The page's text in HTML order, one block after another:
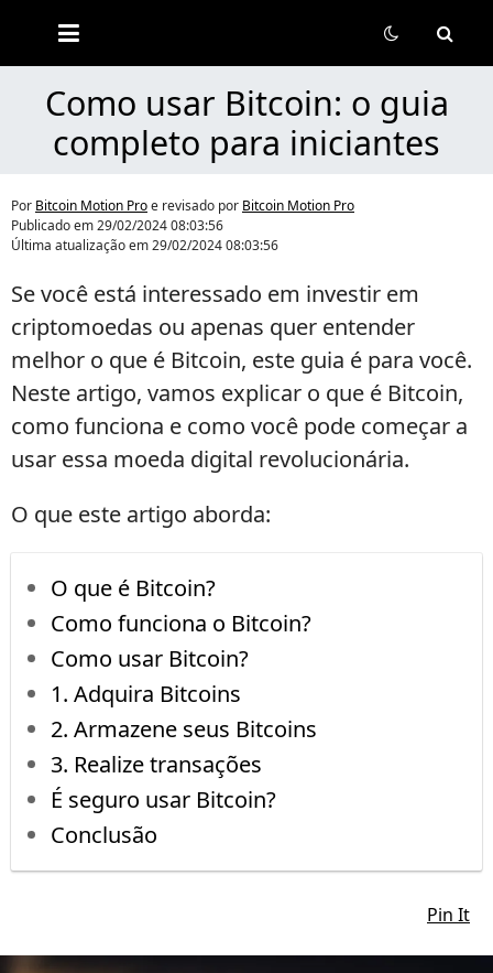
Motion
Pro
Como usar Bitcoin: o guia
completo para iniciantes
Por Bitcoin Motion Proe revisado por Bitcoin Motion Pro
Publicado em29/02/2024 08:03:56
Última atualização em29/02/2024 08:03:56
Se você está interessado em investir em
criptomoedas ou apenas quer entender
melhor o que é Bitcoin, este guia é para você.
Neste artigo, vamos explicar o que é Bitcoin,
como funciona e como você pode começar a
usar essa moeda digital revolucionária.
O que este artigo aborda:
O que é Bitcoin?
Como funciona o Bitcoin?
Como usar Bitcoin?
1. Adquira Bitcoins
2. Armazene seus Bitcoins
3. Realize transações
É seguro usar Bitcoin?
Conclusão
Pin It